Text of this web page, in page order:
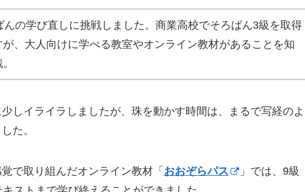
の学び直しに挑戦しました。商業高校でそろばん3級を取得
が、大人向けに学べる教室やオンライン教材があることを知
しイライラしましたが、珠を動かす時間は、まるで写経のよ
た。
で取り組んだオンライン教材「 おおぞらパス
」では、9級